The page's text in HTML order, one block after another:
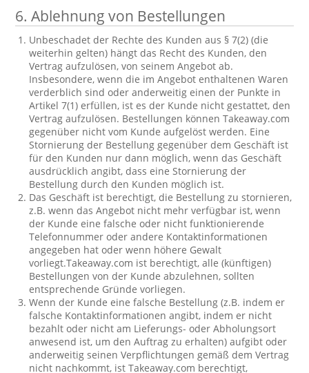
6. Ablehnung von Bestellungen
Unbeschadet der Rechte des Kunden aus § 7(2) (die
weiterhin gelten) hängt das Recht des Kunden, den
Vertrag aufzulösen, von seinem Angebot ab.
Insbesondere, wenn die im Angebot enthaltenen Waren
verderblich sind oder anderweitig einen der Punkte in
Artikel 7(1) erfüllen, ist es der Kunde nicht gestattet, den
Vertrag aufzulösen. Bestellungen können Takeaway.com
gegenüber nicht vom Kunde aufgelöst werden. Eine
Stornierung der Bestellung gegenüber dem Geschäft ist
für den Kunden nur dann möglich, wenn das Geschäft
ausdrücklich angibt, dass eine Stornierung der
Bestellung durch den Kunden möglich ist.
Das Geschäft ist berechtigt, die Bestellung zu stornieren,
z.B. wenn das Angebot nicht mehr verfügbar ist, wenn
der Kunde eine falsche oder nicht funktionierende
Telefonnummer oder andere Kontaktinformationen
angegeben hat oder wenn höhere Gewalt
vorliegt.Takeaway.com ist berechtigt, alle (künftigen)
Bestellungen von der Kunde abzulehnen, sollten
entsprechende Gründe vorliegen.
Wenn der Kunde eine falsche Bestellung (z.B. indem er
falsche Kontaktinformationen angibt, indem er nicht
bezahlt oder nicht am Lieferungs- oder Abholungsort
anwesend ist, um den Auftrag zu erhalten) aufgibt oder
anderweitig seinen Verpflichtungen gemäß dem Vertrag
nicht nachkommt, ist Takeaway.com berechtigt,